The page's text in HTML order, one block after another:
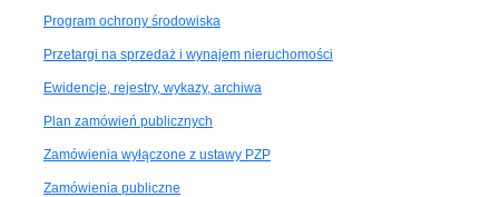
Program ochrony środowiska
Przetargi na sprzedaż i wynajem nieruchomości
Ewidencje, rejestry, wykazy, archiwa
Plan zamówień publicznych
Zamówienia wyłączone z ustawy PZP
Zamówienia publiczne